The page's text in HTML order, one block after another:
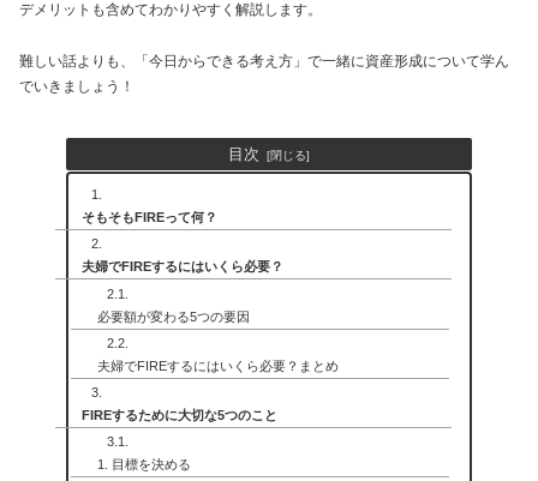
デメリットも含めてわかりやすく解説します。
難しい話よりも、「今日からできる考え方」で一緒に資産形成について学ん
でいきましょう！
目次
そもそもFIREって何？
夫婦でFIREするにはいくら必要？
必要額が変わる5つの要因
夫婦でFIREするにはいくら必要？まとめ
FIREするために大切な5つのこと
1. 目標を決める